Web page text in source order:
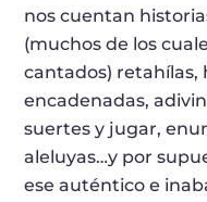
nos cuentan
(muchos de los
cantados) retahílas,
encadenadas,
suertes y jugar,
aleluyas…y por
ese auténtico e